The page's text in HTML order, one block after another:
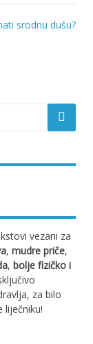
srodnu dušu?
vezani za
, mudre priče,
, bolje fizičko i
za bilo
liječniku!